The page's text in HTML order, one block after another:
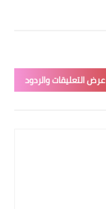
عرض التعليقات والردود